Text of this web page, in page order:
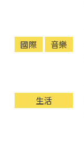
國際 音樂
生活